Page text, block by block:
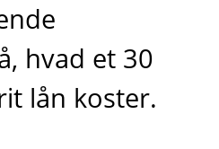
hvad et 30
lån koster.